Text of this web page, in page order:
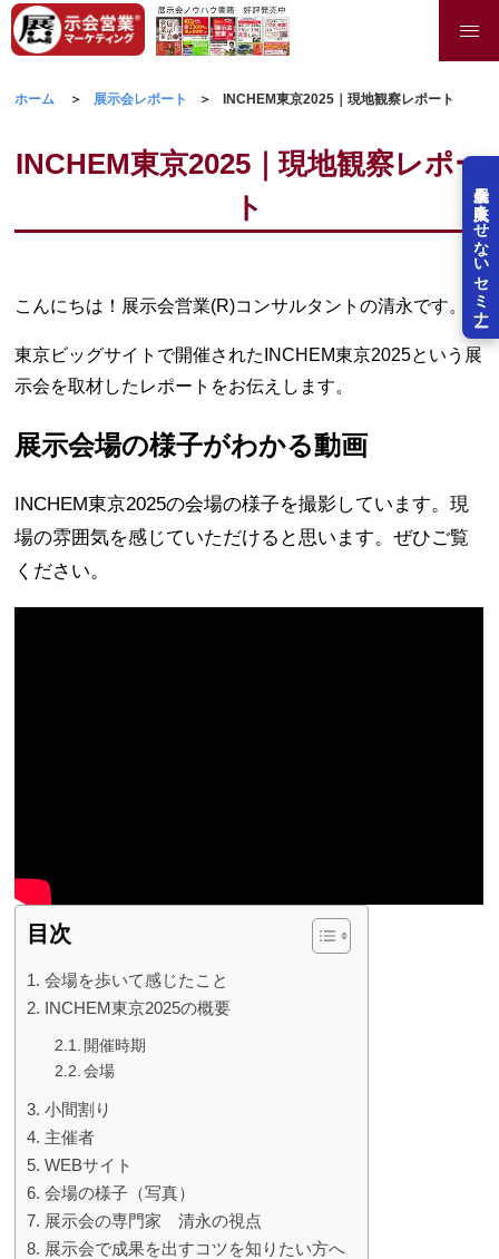
展示会を失敗させないセミナー
ホーム 展示会レポート INCHEM東京2025｜現地観察レポート
INCHEM東京2025｜現地観察レポー
ト
こんにちは！展示会営業(R)コンサルタントの清永です。
東京ビッグサイトで開催されたINCHEM東京2025という展
示会を取材したレポートをお伝えします。
展示会場の様子がわかる動画
INCHEM東京2025の会場の様子を撮影しています。現
場の雰囲気を感じていただけると思います。ぜひご覧
ください。
目次
会場を歩いて感じたこと
INCHEM東京2025の概要
開催時期
会場
小間割り
主催者
WEBサイト
会場の様子（写真）
展示会の専門家 清永の視点
展示会で成果を出すコツを知りたい方へ